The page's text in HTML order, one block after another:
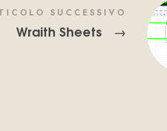
SUCCESSIVO
Wraith Sheets →